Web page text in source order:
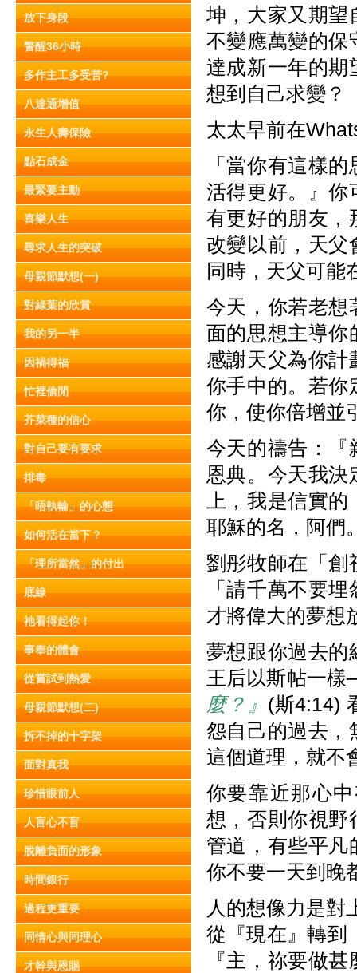
放下身段
警醒36小時
多作主工多受苦?
八達通增值
永生人壽保險
點石成金
最緊要主動
喜樂人生
尋求人生的突破
母親節默想(一)
對綠葉的欣賞
我的另一半
因禍得福
忙裡偷閒
芥菜種的信心
對自己要有要求
排毒
「唔執輸」的心態
如何活在當下？
「理所當然」的付出
底線
祂看得起你！
事奉的體會
從嘗試到熱愛
母親節默想(二)
拆不掉的十字架
面對真我
珍惜眼前人
人盲心不盲
脫離負面的形象
時間銀行
過程更重要
同情心與同理心
才幹與恩賜
坤，大家又期望
不變應萬變的保
達成新一年的期
想到自己求變？
太太早前在
「當你有這樣
活得更好。』你
有更好的朋友，
改變以前，天父
同時，天父可能
今天，你若老
面的思想主導你
感謝天父為你計
你手中的。若你
你，使你倍增並
今天的禱告：『
恩典。今天我決
上，我是信實
耶穌的名，阿們
劉彤牧師在「創
「請千萬不要
才將偉大的夢想
夢想跟你過去的
王后以斯帖一樣
麼？』 (斯4:14)
怨自己的過去，
這個道理，就不
你要靠近那心
想，否則你視野
管道，有些平凡
你不要一天到晚
人的想像力是對
從『現在』轉
『主，祢要做